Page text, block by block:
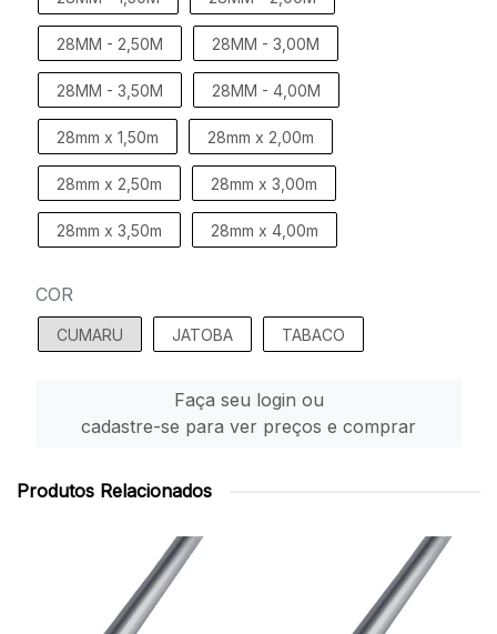
28MM - 2,50M 28MM - 3,00M
28MM - 3,50M 28MM - 4,00M
28mm x 1,50m 28mm x 2,00m
28mm x 2,50m 28mm x 3,00m
28mm x 3,50m 28mm x 4,00m
COR
CUMARU JATOBA TABACO
Faça seu login ou
cadastre-se para ver preços e comprar
Produtos Relacionados